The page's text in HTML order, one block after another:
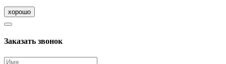
хорошо
Заказать звонок